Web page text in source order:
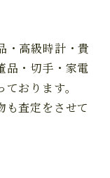
・高級時計・貴
品・切手・家電
おります。
も査定をさせて